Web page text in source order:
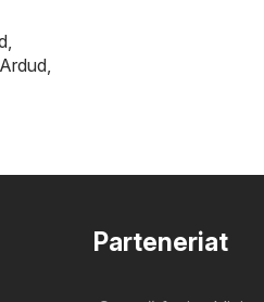
,
Ardud,
Parteneriat